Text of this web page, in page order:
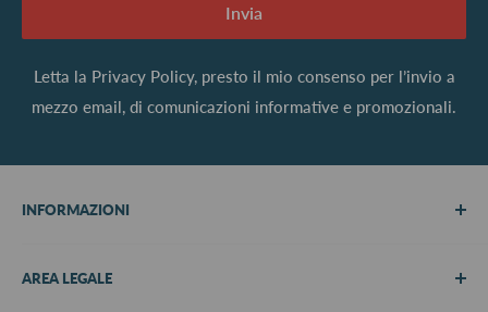
Invia
Letta la Privacy Policy, presto il mio consenso per l’invio a
mezzo email, di comunicazioni informative e promozionali.
INFORMAZIONI
Metodi di pagamento
AREA LEGALE